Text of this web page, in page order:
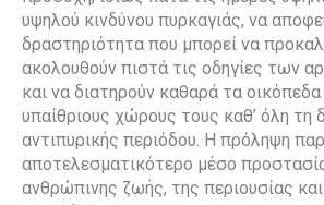
υψηλού κινδύνου πυρκαγιάς, να
δραστηριότητα που μπορεί να
ακολουθούν πιστά τις οδηγίες των
και να διατηρούν καθαρά τα οικόπεδα
υπαίθριους χώρους τους καθ’ όλη τη
αντιπυρικής περιόδου. Η πρόληψη
αποτελεσματικότερο μέσο
ανθρώπινης ζωής, της περιουσίας